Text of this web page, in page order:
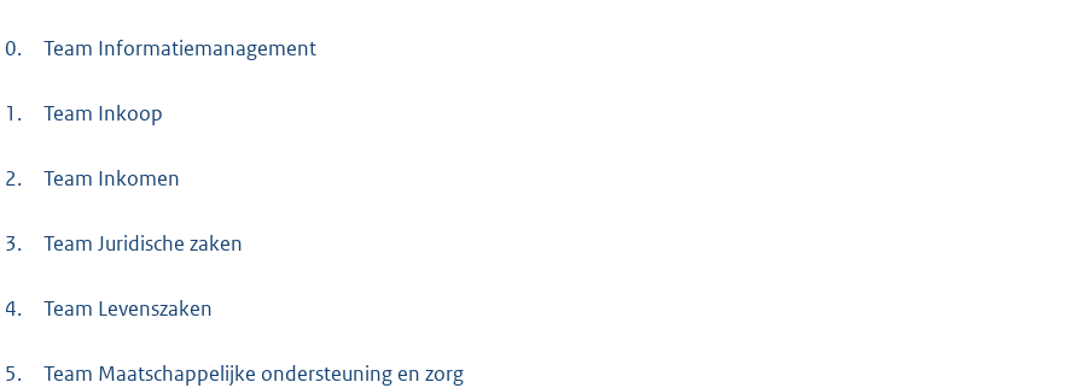
Team Informatiemanagement
Team Inkoop
Team Inkomen
Team Juridische zaken
Team Levenszaken
Team Maatschappelijke ondersteuning en zorg